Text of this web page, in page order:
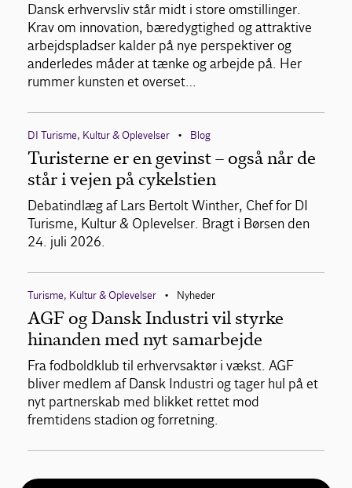
Dansk erhvervsliv står midt i store omstillinger.
Krav om innovation, bæredygtighed og attraktive
arbejdspladser kalder på nye perspektiver og
anderledes måder at tænke og arbejde på. Her
rummer kunsten et overset…
DI Turisme, Kultur & Oplevelser • Blog
Turisterne er en gevinst – også når de
står i vejen på cykelstien
Debatindlæg af Lars Bertolt Winther, Chef for DI
Turisme, Kultur & Oplevelser. Bragt i Børsen den
24. juli 2026.
Turisme, Kultur & Oplevelser • Nyheder
AGF og Dansk Industri vil styrke
hinanden med nyt samarbejde
Fra fodboldklub til erhvervsaktør i vækst. AGF
bliver medlem af Dansk Industri og tager hul på et
nyt partnerskab med blikket rettet mod
fremtidens stadion og forretning.